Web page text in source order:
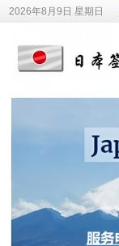
2026年8月9日 星期日